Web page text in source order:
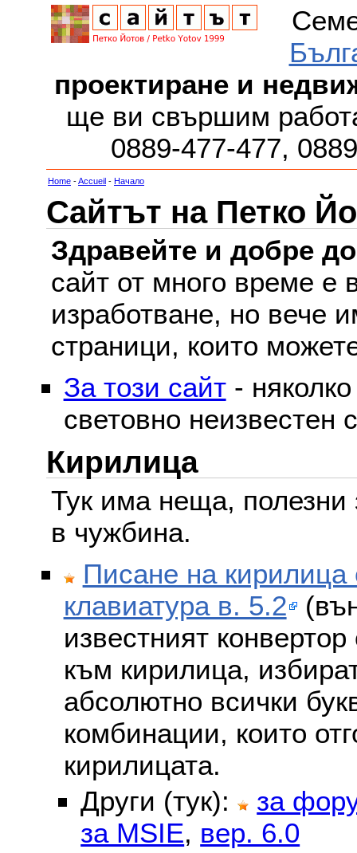
проектиране и
ще ви свършим
0889-477-477,
Home -Accueil - Начало
Сайтът на Петко
Здравейте и добре
сайт от много време е
изработване, но вече
страници, които
За този сайт-
световно неизвестен
Кирилица
Тук има неща, полезни
в чужбина.
Писане на кирилица
клавиатура в. 5.2
известният
към кирилица,
абсолютно всички
комбинации, които
кирилицата.
Други (тук):
за
за MSIE, вер. 6.0